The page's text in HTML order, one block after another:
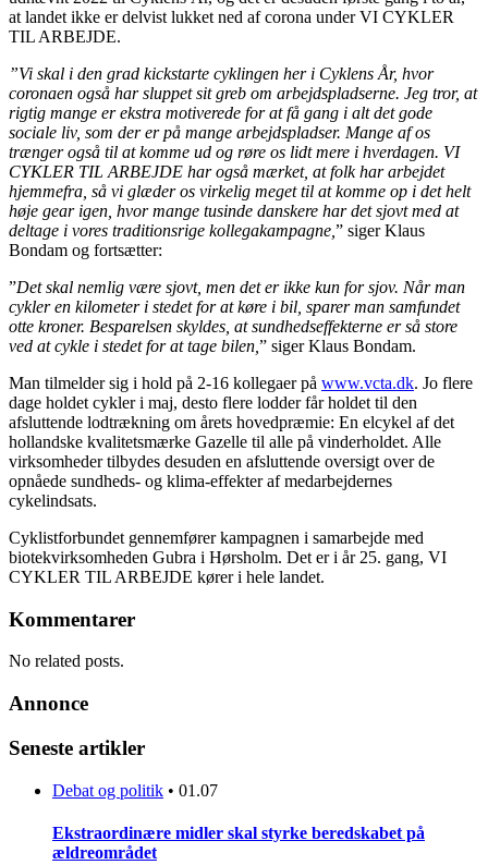
at landet ikke er delvist lukket ned af corona under VI CYKLER
TIL ARBEJDE.
”Vi skal i den grad kickstarte cyklingen her i Cyklens År, hvor
coronaen også har sluppet sit greb om arbejdspladserne. Jeg tror, at
rigtig mange er ekstra motiverede for at få gang i alt det gode
sociale liv, som der er på mange arbejdspladser. Mange af os
trænger også til at komme ud og røre os lidt mere i hverdagen. VI
CYKLER TIL ARBEJDE har også mærket, at folk har arbejdet
hjemmefra, så vi glæder os virkelig meget til at komme op i det helt
høje gear igen, hvor mange tusinde danskere har det sjovt med at
deltage i vores traditionsrige kollegakampagne, ” siger Klaus
Bondam og fortsætter:
”Det skal nemlig være sjovt, men det er ikke kun for sjov. Når man
cykler en kilometer i stedet for at køre i bil, sparer man samfundet
otte kroner. Besparelsen skyldes, at sundhedseffekterne er så store
ved at cykle i stedet for at tage bilen, ” siger Klaus Bondam.
Man tilmelder sig i hold på 2-16 kollegaer på www.vcta.dk. Jo flere
dage holdet cykler i maj, desto flere lodder får holdet til den
afsluttende lodtrækning om årets hovedpræmie: En elcykel af det
hollandske kvalitetsmærke Gazelle til alle på vinderholdet. Alle
virksomheder tilbydes desuden en afsluttende oversigt over de
opnåede sundheds- og klima-effekter af medarbejdernes
cykelindsats.
Cyklistforbundet gennemfører kampagnen i samarbejde med
biotekvirksomheden Gubra i Hørsholm. Det er i år 25. gang, VI
CYKLER TIL ARBEJDE kører i hele landet.
Kommentarer
No related posts.
Annonce
Seneste artikler
Debat og politik • 01.07
Ekstraordinære midler skal styrke beredskabet på
ældreområdet